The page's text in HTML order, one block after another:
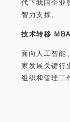
代下我国企业
智力支撑。
技术转移
面向人工智能
家发展关键行
组织和管理工